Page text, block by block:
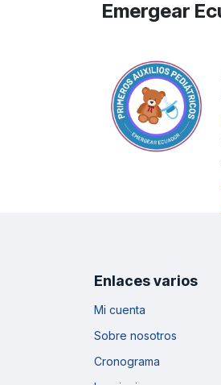
Emergear
Enlaces varios
Mi cuenta
Sobre nosotros
Cronograma